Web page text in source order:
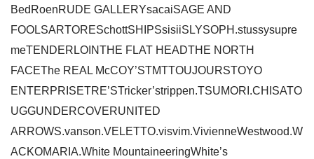
BedRoenRUDE GALLERYsacaiSAGE AND
FOOLSARTORESchottSHIPSsisiiSLYSOPH.stussysupre
meTENDERLOINTHE FLAT HEADTHE NORTH
FACEThe REAL McCOY’STMTTOUJOURSTOYO
ENTERPRISETRE’STricker’strippen.TSUMORI.CHISATO
UGGUNDERCOVERUNITED
ARROWS.vanson.VELETTO.visvim.VivienneWestwood.W
ACKOMARIA.White MountaineeringWhite’s